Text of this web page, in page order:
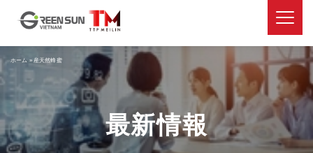
最新情報
ホーム »産天然蜂蜜